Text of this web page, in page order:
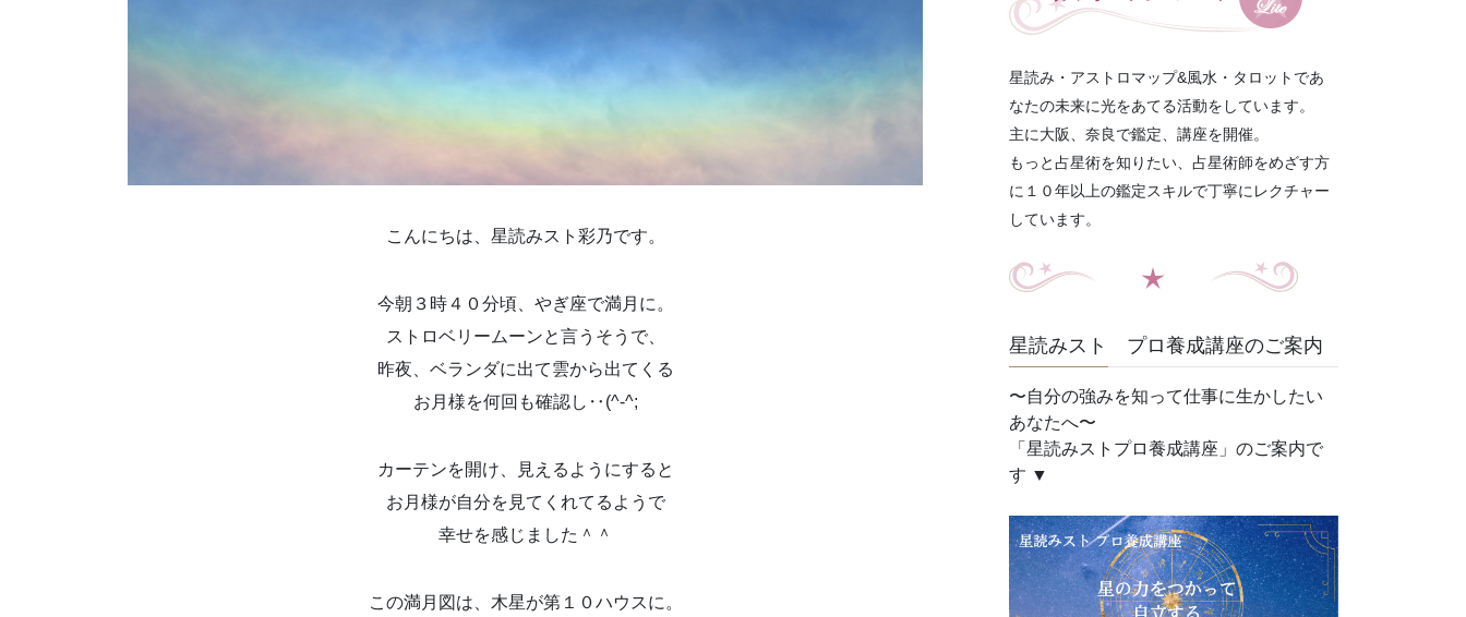
こんにちは、星読みスト彩乃です。
今朝３時４０分頃、やぎ座で満月に。
ストロベリームーンと言うそうで、
昨夜、ベランダに出て雲から出てくる
お月様を何回も確認し‥(^-^;
カーテンを開け、見えるようにすると
お月様が自分を見てくれてるようで
幸せを感じました＾＾
この満月図は、木星が第１０ハウスに。
星読み・アストロマップ&風水・タロットであ
なたの未来に光をあてる活動をしています。
主に大阪、奈良で鑑定、講座を開催。
もっと占星術を知りたい、占星術師をめざす方
に１０年以上の鑑定スキルで丁寧にレクチャー
しています。
星読みスト プロ養成講座のご案内
〜自分の強みを知って仕事に生かしたい
あなたへ〜
「星読みストプロ養成講座」のご案内で
す ▼